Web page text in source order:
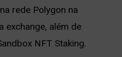
rede Polygon na
exchange, além de
NFT Staking.